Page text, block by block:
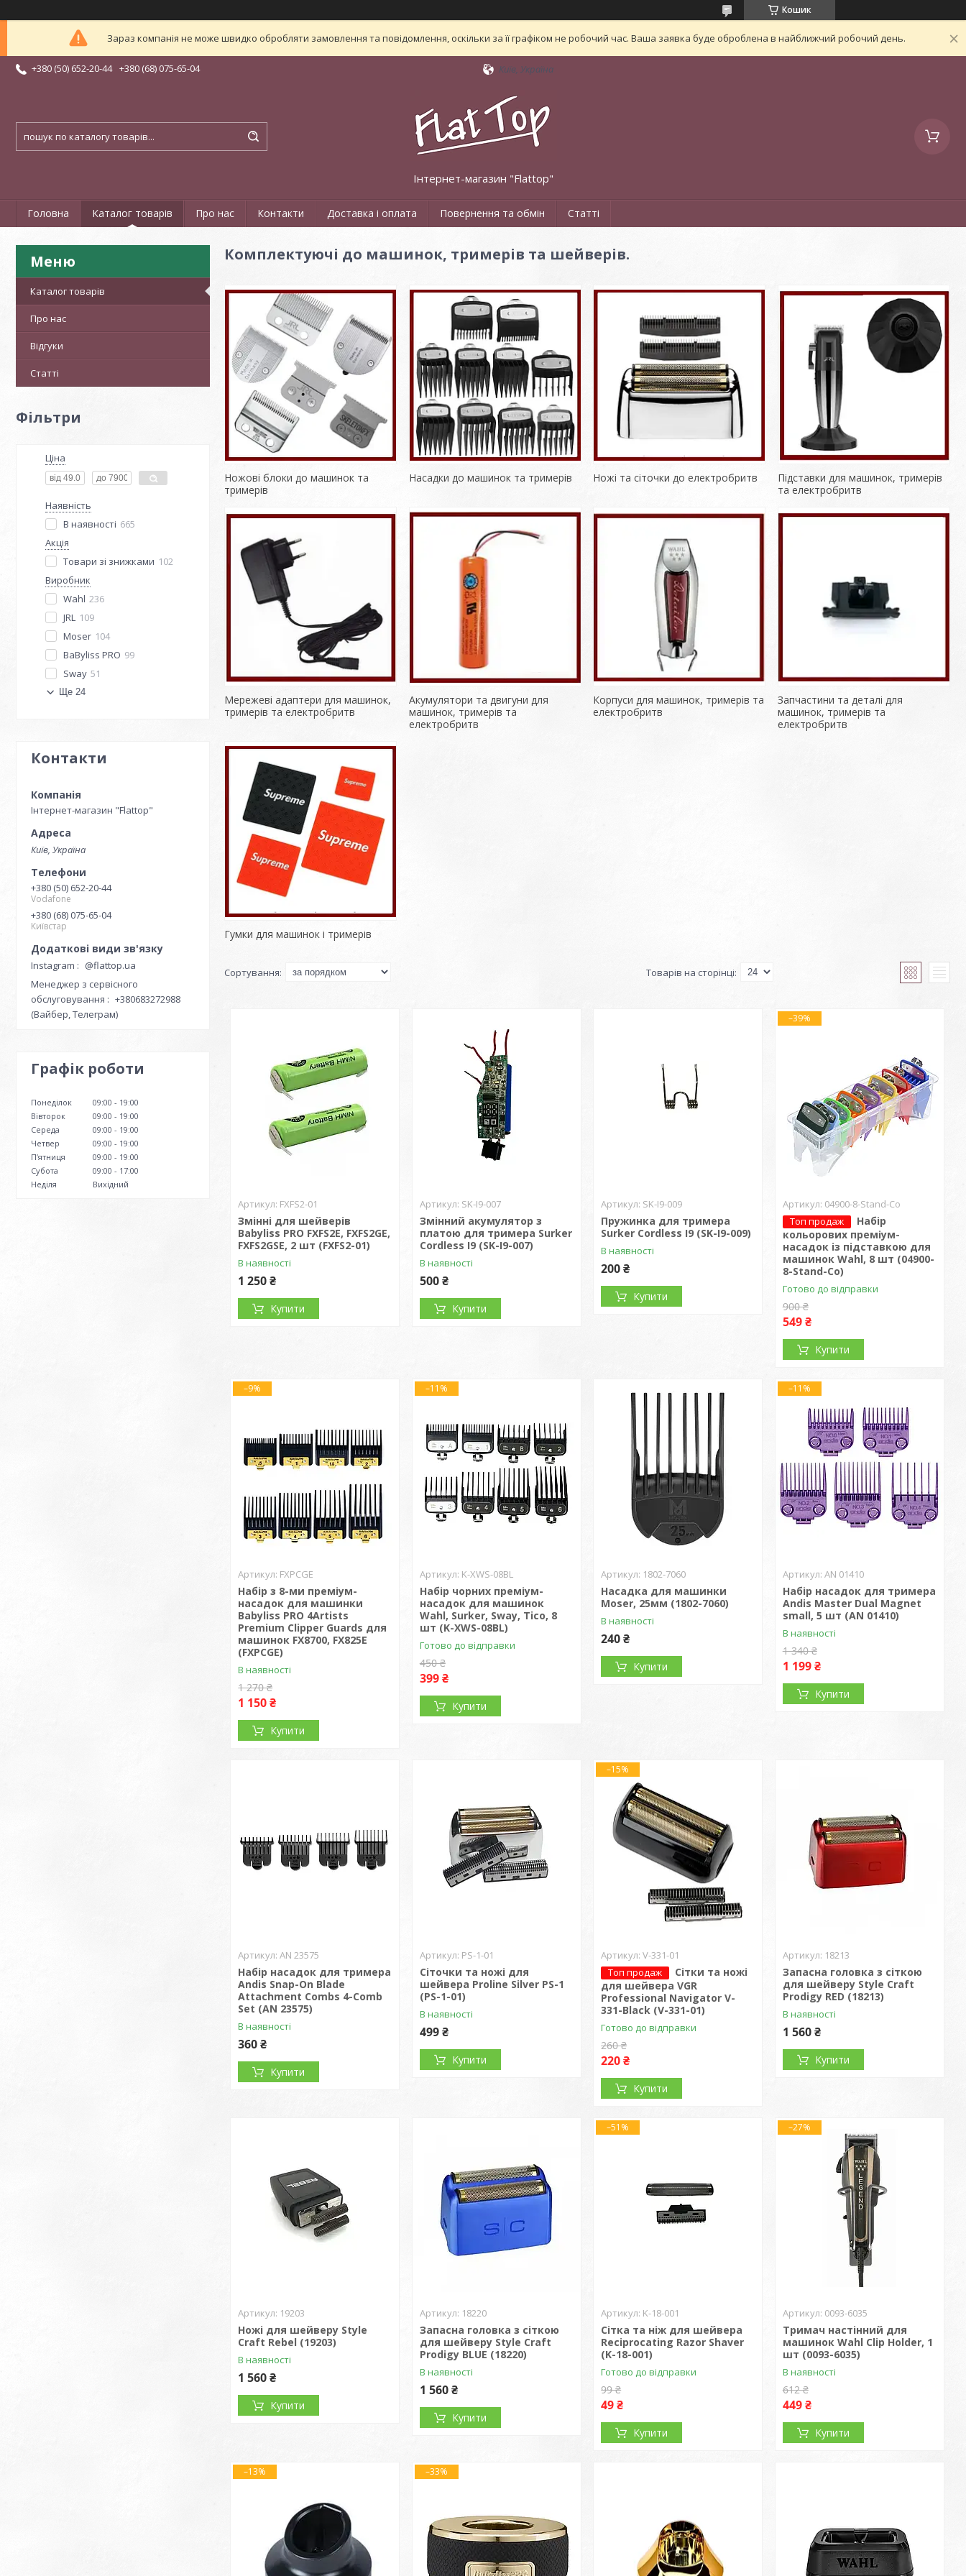
Кошик
Зараз компанія не може швидко обробляти замовлення та повідомлення, оскільки за її графіком не робочий час. Ваша заявка буде оброблена в найближчий робочий день.
+380 (50) 652-20-44 +380 (68) 075-65-04 Київ, Україна
Інтернет-магазин "Flattop"
Головна Каталог товарів Про нас Контакти Доставка і оплата Повернення та обмін Статті
Каталог товарів
Про нас
Відгуки
Статті
Фільтри
Ціна
Наявність
В наявності 665
Акція
Товари зі знижками 102
Виробник
Wahl 236
JRL 109
Moser 104
BaByliss PRO 99
Sway 51
Ще 24
Контакти
Інтернет-магазин "Flattop"
Київ, Україна
+380 (50) 652-20-44
Vodafone
+380 (68) 075-65-04
Київстар
Instagram
@flattop.ua
Менеджер з сервісного
обслуговування
+380683272988
(Вайбер, Телеграм)
Графік роботи
Понеділок 09:00
19:00
Вівторок
09:00
19:00
Середа
09:00
19:00
Четвер
09:00
19:00
Пʼятниця
09:00
19:00
Субота
09:00
17:00
Неділя
Вихідний
Комплектуючі до машинок, тримерів та шейверів.
Ножові блоки до машинок та
тримерів
Насадки до машинок та тримерів Ножі та сіточки до електробритв
Підставки для машинок, тримерів
та електробритв
Мережеві адаптери для машинок,
тримерів та електробритв
Акумулятори та двигуни для
машинок, тримерів та
електробритв
Корпуси для машинок, тримерів та
електробритв
Запчастини та деталі для
машинок, тримерів та
електробритв
Гумки для машинок і тримерів
FXFS2-01
Змінні для шейверів
Babyliss PRO FXFS2E, FXFS2GE,
FXFS2GSE, 2 шт (FXFS2-01)
В наявності
1 250 ₴
Купити
SK-I9-007
Змінний акумулятор з
платою для тримера Surker
Сordless I9 (SK-I9-007)
В наявності
500 ₴
Купити
SK-I9-009
Пружинка для тримера
Surker Сordless I9 (SK-I9-009)
В наявності
200 ₴
Купити
–39%
04900-8-Stand-Co
Топ продаж
Набір
кольорових преміум-
насадок із підставкою для
машинок Wahl, 8 шт (04900-
8-Stand-Co)
Готово до відправки
900 ₴
549 ₴
Купити
–9%
FXPCGE
Набір з 8-ми преміум-
насадок для машинки
Babyliss PRO 4Artists
Premium Clipper Guards для
машинок FX8700, FX825E
(FXPCGE)
В наявності
1 270 ₴
1 150 ₴
Купити
–11%
K-XWS-08BL
Набір чорних преміум-
насадок для машинок
Wahl, Surker, Sway, Тico, 8
шт (K-XWS-08BL)
Готово до відправки
450 ₴
399 ₴
Купити
1802-7060
Насадка для машинки
Moser, 25мм (1802-7060)
В наявності
240 ₴
Купити
–11%
AN 01410
Набір насадок для тримера
Andis Master Dual Magnet
small, 5 шт (AN 01410)
В наявності
1 340 ₴
1 199 ₴
Купити
AN 23575
Набір насадок для тримера
Andis Snap-On Blade
Attachment Combs 4-Comb
Set (AN 23575)
В наявності
360 ₴
Купити
PS-1-01
Сіточки та ножі для
шейвера Proline Silver PS-1
(PS-1-01)
В наявності
499 ₴
Купити
–15%
V-331-01
Топ продаж
Сітки та ножі
для шейвера VGR
Professional Navigator V-
331-Black (V-331-01)
Готово до відправки
260 ₴
220 ₴
Купити
18213
Запасна головка з сіткою
для шейверу Style Craft
Prodigy RED (18213)
В наявності
1 560 ₴
Купити
19203
Ножі для шейверу Style
Craft Rebel (19203)
В наявності
1 560 ₴
Купити
18220
Запасна головка з сіткою
для шейверу Style Craft
Prodigy BLUE (18220)
В наявності
1 560 ₴
Купити
–51%
K-18-001
Сітка та ніж для шейвера
Reciprocating Razor Shaver
(K-18-001)
Готово до відправки
99 ₴
49 ₴
Купити
–27%
0093-6035
Тримач настінний для
машинок Wahl Clip Holder, 1
шт (0093-6035)
В наявності
612 ₴
449 ₴
Купити
–13% –33%